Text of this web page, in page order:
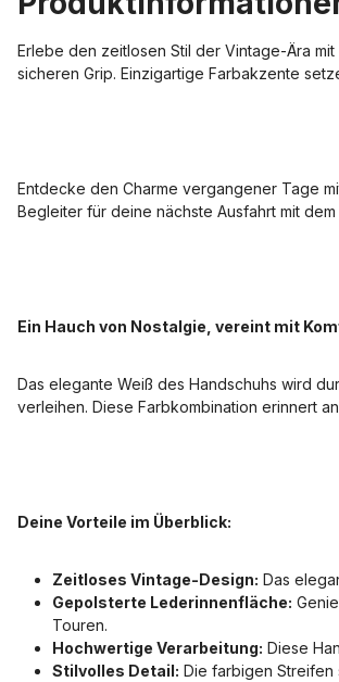
Erlebe den zeitlosen Stil der Vintage-Ära
sicheren Grip. Einzigartige Farbakzente
Entdecke den Charme vergangener Tage
Begleiter für deine nächste Ausfahrt mit
Ein Hauch von Nostalgie, vereint mit
Das elegante Weiß des Handschuhs wird
verleihen. Diese Farbkombination erinnert
Deine Vorteile im Überblick:
Zeitloses Vintage-Design: Das
Gepolsterte Lederinnenfläche:
Touren.
Hochwertige Verarbeitung: Diese
Stilvolles Detail: Die farbigen